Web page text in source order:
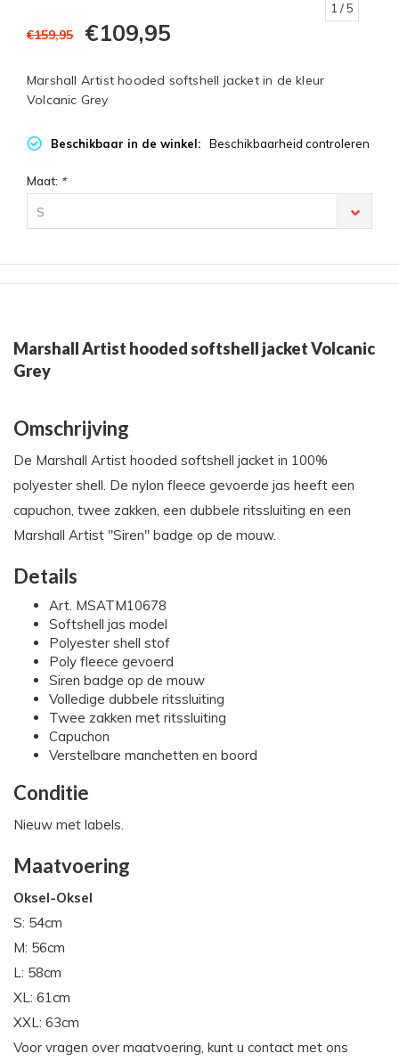
1 / 5
€159,95 €109,95
Marshall Artist hooded softshell jacket in de kleur
Volcanic Grey
Beschikbaar in de winkel: Beschikbaarheid controleren
Maat: *
S
Marshall Artist hooded softshell jacket Volcanic
Grey
Omschrijving
De Marshall Artist hooded softshell jacket in 100%
polyester shell. De nylon fleece gevoerde jas heeft een
capuchon, twee zakken, een dubbele ritssluiting en een
Marshall Artist "Siren" badge op de mouw.
Details
Art. MSATM10678
Softshell jas model
Polyester shell stof
Poly fleece gevoerd
Siren badge op de mouw
Volledige dubbele ritssluiting
Twee zakken met ritssluiting
Capuchon
Verstelbare manchetten en boord
Conditie
Nieuw met labels.
Maatvoering
Oksel-Oksel
S: 54cm
M: 56cm
L: 58cm
XL: 61cm
XXL: 63cm
Voor vragen over maatvoering, kunt u contact met ons